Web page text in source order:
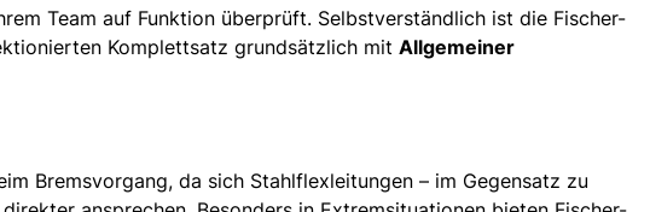
Team auf Funktion überprüft. Selbstverständlich ist die Fischer-
Komplettsatz grundsätzlich mit Allgemeiner
Bremsvorgang, da sich Stahlflexleitungen – im Gegensatz zu